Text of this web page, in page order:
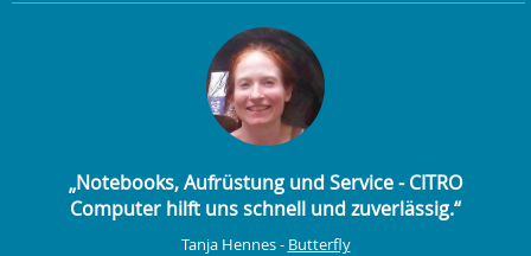
„Notebooks, Aufrüstung und Service - CITRO
Computer hilft uns schnell und zuverlässig.“
Tanja Hennes - Butterfly